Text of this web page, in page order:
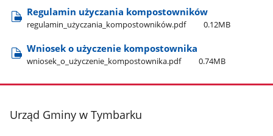
Regulamin użyczania kompostowników
regulamin​_użyczania​_kompostowników.pdf 0.12MB
Wniosek o użyczenie kompostownika
wniosek​_o​_użyczenie​_kompostownika.pdf 0.74MB
stopka
Urząd Gminy w Tymbarku